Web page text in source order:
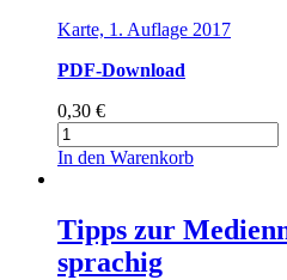
5-
Menge
Karte, 1. Auflage 2017
PDF-Download
0,30 €
Tipps
zur
In den Warenkorb
Tipps zur
sprachig